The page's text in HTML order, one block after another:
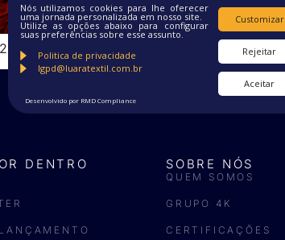
2023
DENTRO SOBRE NÓS
QUEM SOMOS
GRUPO 4K
CERTIFICAÇÕES
Nós utilizamos cookies para lhe oferecer
uma jornada personalizada em nosso site.
Utilize as opções abaixo para configurar
suas preferências sobre esse assunto.
Politica de privacidade
lgpd@luaratextil.com.br
Customizar
Rejeitar
Aceitar
Desenvolvido por RMD Compliance